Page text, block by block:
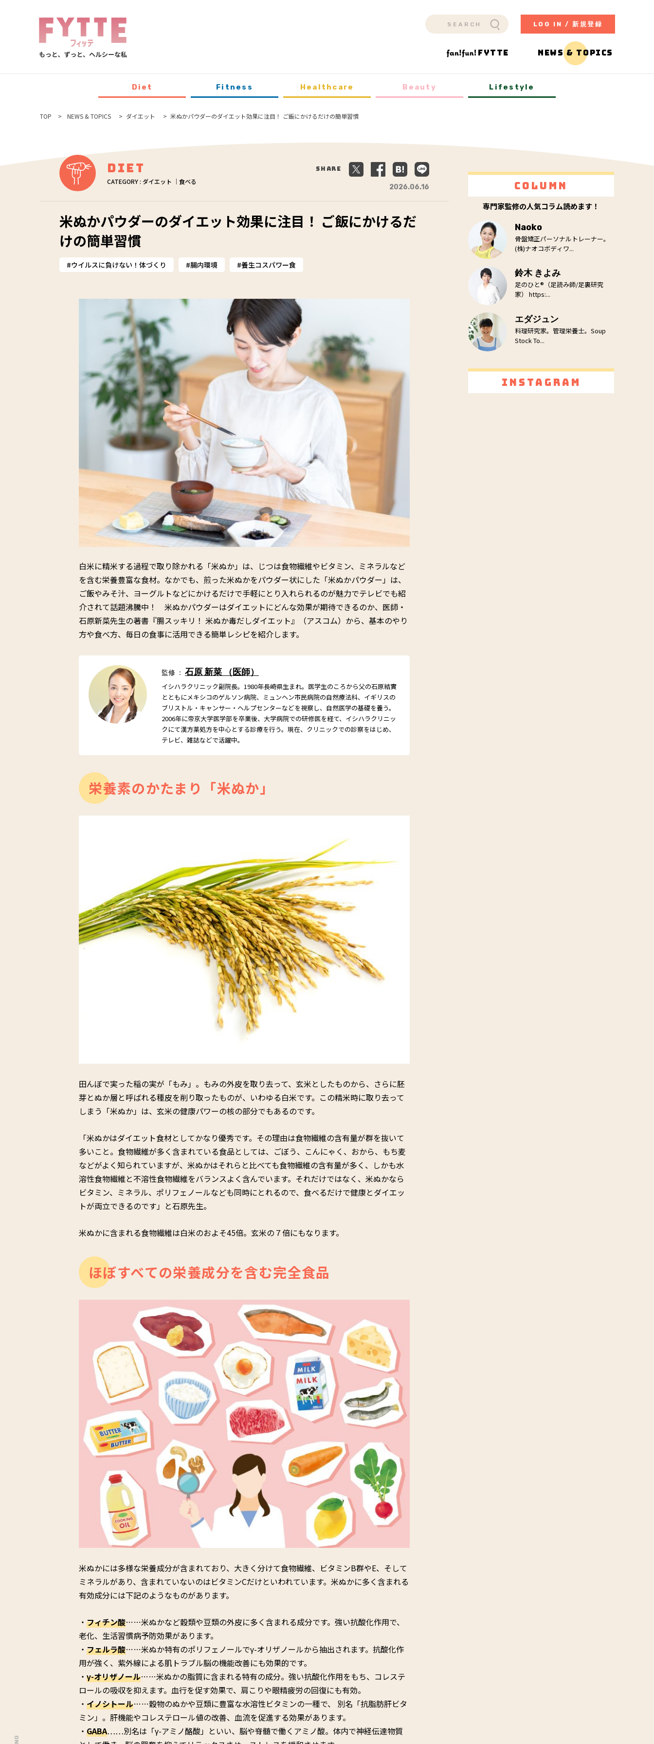
LOG IN / 新規登録
FYTTE NEWS & TOPICS
Diet Fitness Healthcare Beauty Lifestyle
TOP NEWS & TOPICS ダイエット 米ぬかパウダーのダイエット効果に注目！ ご飯にかけるだけの簡単習慣
Diet
CATEGORY : ダイエット ｜食べる
2026.06.16
米ぬかパウダーのダイエット効果に注目！ ご飯にかけるだ
けの簡単習慣
ウイルスに負けない！体づくり 腸内環境 養生コスパワー食
Share
白米に精米する過程で取り除かれる「米ぬか」は、じつは食物繊維やビタミン、ミネラルなど
を含む栄養豊富な食材。なかでも、煎った米ぬかをパウダー状にした「米ぬかパウダー」は、
ご飯やみそ汁、ヨーグルトなどにかけるだけで手軽にとり入れられるのが魅力でテレビでも紹
介されて話題沸騰中！ 米ぬかパウダーはダイエットにどんな効果が期待できるのか、医師・
石原新菜先生の著書『腸スッキリ！ 米ぬか毒だしダイエット』（アスコム）から、基本のやり
方や食べ方、毎日の食事に活用できる簡単レシピを紹介します。
監修 ：石原 新菜 （医師）
イシハラクリニック副院長。1980年長崎県生まれ。医学生のころから父の石原結實
とともにメキシコのゲルソン病院、ミュンヘン市民病院の自然療法科、イギリスの
ブリストル・キャンサー・ヘルプセンターなどを視察し、自然医学の基礎を養う。
2006年に帝京大学医学部を卒業後、大学病院での研修医を経て、イシハラクリニッ
クにて漢方薬処方を中心とする診療を行う。現在、クリニックでの診察をはじめ、
テレビ、雑誌などで活躍中。
栄養素のかたまり「米ぬか」
田んぼで実った稲の実が「もみ」。もみの外皮を取り去って、玄米としたものから、さらに胚
芽とぬか層と呼ばれる種皮を削り取ったものが、いわゆる白米です。この精米時に取り去って
しまう「米ぬか」は、玄米の健康パワーの核の部分でもあるのです。
「米ぬかはダイエット食材としてかなり優秀です。その理由は食物繊維の含有量が群を抜いて
多いこと。食物繊維が多く含まれている食品としては、ごぼう、こんにゃく、おから、もち麦
などがよく知られていますが、米ぬかはそれらと比べても食物繊維の含有量が多く、しかも水
溶性食物繊維と不溶性食物繊維をバランスよく含んでいます。それだけではなく、米ぬかなら
ビタミン、ミネラル、ポリフェノールなども同時にとれるので、食べるだけで健康とダイエッ
トが両立できるのです」と石原先生。
米ぬかに含まれる食物繊維は白米のおよそ45倍。玄米の７倍にもなります。
ほぼすべての栄養成分を含む完全食品
米ぬかには多様な栄養成分が含まれており、大きく分けて食物繊維、ビタミンB群やE、そして
ミネラルがあり、含まれていないのはビタミンCだけといわれています。米ぬかに多く含まれる
有効成分には下記のようなものがあります。
・ フィチン酸……米ぬかなど穀類や豆類の外皮に多く含まれる成分です。強い抗酸化作用で、
老化、生活習慣病予防効果があります。
・ フェルラ酸……米ぬか特有のポリフェノールでγ-オリザノールから抽出されます。抗酸化作
用が強く、紫外線による肌トラブル脳の機能改善にも効果的です。
・ γ-オリザノール……米ぬかの脂質に含まれる特有の成分。強い抗酸化作用をもち、コレステ
ロールの吸収を抑えます。血行を促す効果で、肩こりや眼精疲労の回復にも有効。
・ イノシトール……穀物のぬかや豆類に豊富な水溶性ビタミンの一種で、 別名「抗脂肪肝ビタ
ミン」。肝機能やコレステロール値の改善、血流を促進する効果があります。
・ GABA……別名は「γ-アミノ酪酸」といい、脳や脊髄で働くアミノ酸。体内で神経伝達物質
Column
専門家監修の人気コラム読めます！
Naoko
骨盤矯正パーソナルトレーナー。
(株)ナオコボディワ...
鈴木 きよみ
足のひと®（足読み師/足裏研究
家） https:...
エダジュン
料理研究家。管理栄養士。Soup
Stock To...
Instagram